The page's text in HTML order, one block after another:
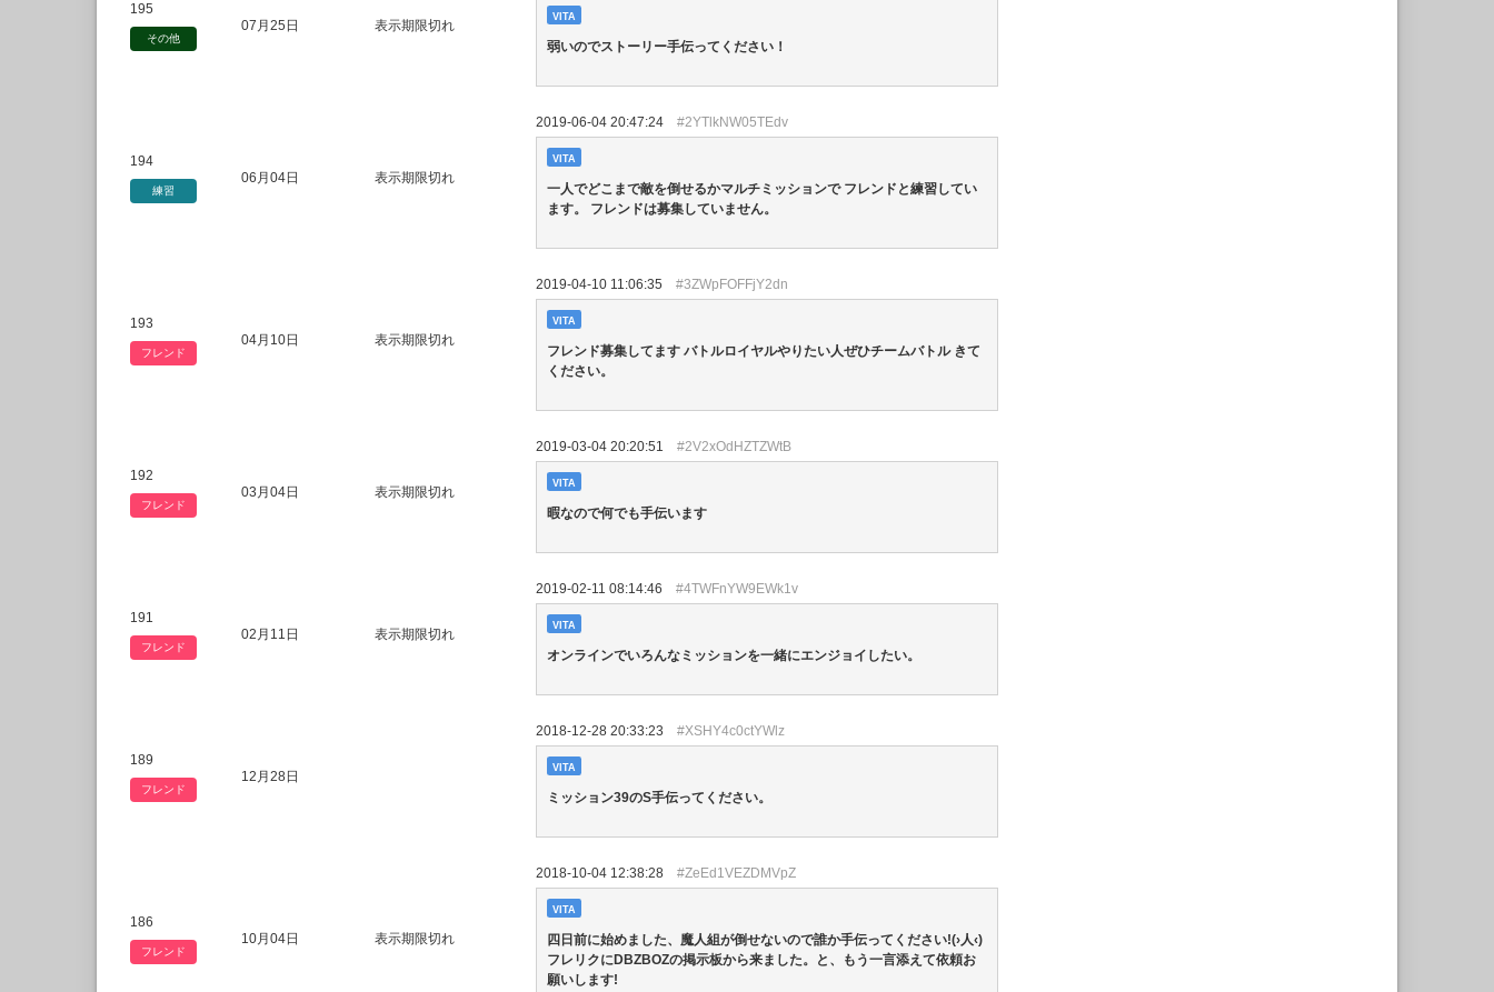
195
その他
07月25日 表示期限切れ
VITA
弱いのでストーリー手伝ってください！
194
練習
06月04日 表示期限切れ
2019-06-04 20:47:24 #2YTlkNW05TEdv
VITA
一人でどこまで敵を倒せるかマルチミッションで フレンドと練習してい
ます。 フレンドは募集していません。
193
フレンド
04月10日 表示期限切れ
2019-04-10 11:06:35 #3ZWpFOFFjY2dn
VITA
フレンド募集してます バトルロイヤルやりたい人ぜひチームバトル きて
ください。
192
フレンド
03月04日 表示期限切れ
2019-03-04 20:20:51 #2V2xOdHZTZWtB
VITA
暇なので何でも手伝います
191
フレンド
02月11日 表示期限切れ
2019-02-11 08:14:46 #4TWFnYW9EWk1v
VITA
オンラインでいろんなミッションを一緒にエンジョイしたい。
189
フレンド
12月28日
2018-12-28 20:33:23 #XSHY4c0ctYWlz
VITA
ミッション39のS手伝ってください。
186
フレンド
10月04日 表示期限切れ
2018-10-04 12:38:28 #ZeEd1VEZDMVpZ
VITA
四日前に始めました、魔人組が倒せないので誰か手伝ってください!(›人‹)
フレリクにDBZBOZの掲示板から来ました。と、もう一言添えて依頼お
願いします!